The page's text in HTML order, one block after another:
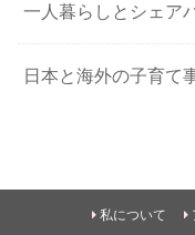
一人暮らしとシェア
日本と海外の子育て
私について